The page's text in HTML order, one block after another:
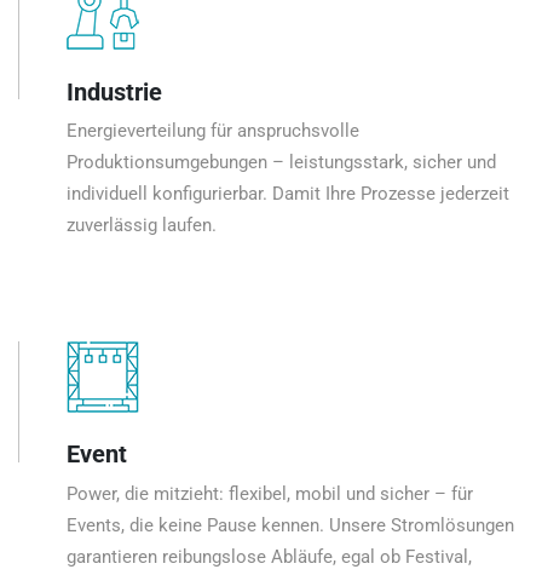
Industrie
Energieverteilung für anspruchsvolle
Produktionsumgebungen – leistungsstark, sicher und
individuell konfigurierbar. Damit Ihre Prozesse jederzeit
zuverlässig laufen.
Event
Power, die mitzieht: flexibel, mobil und sicher – für
Events, die keine Pause kennen. Unsere Stromlösungen
garantieren reibungslose Abläufe, egal ob Festival,